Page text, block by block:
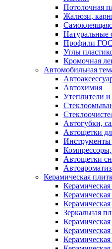
Потолочная
Жалюзи,
Натуральные
Профили
Углы
Кромочная
Автомобильная
Автохимия
Утеплители и
Автогубки,
Автощетки
Инструменты
Автощетки
Керамическая
Зеркальная